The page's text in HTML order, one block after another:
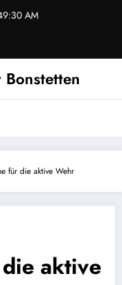
AM
für die aktive Wehr
aktive